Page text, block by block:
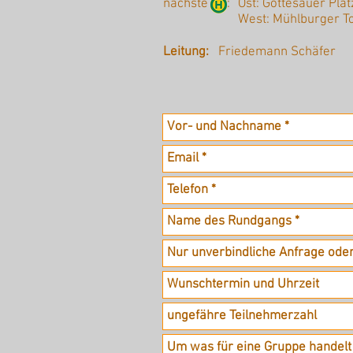
nächste : Ost: Gottesauer
West: Mühlburger
Leitung: Friedemann Schäfer